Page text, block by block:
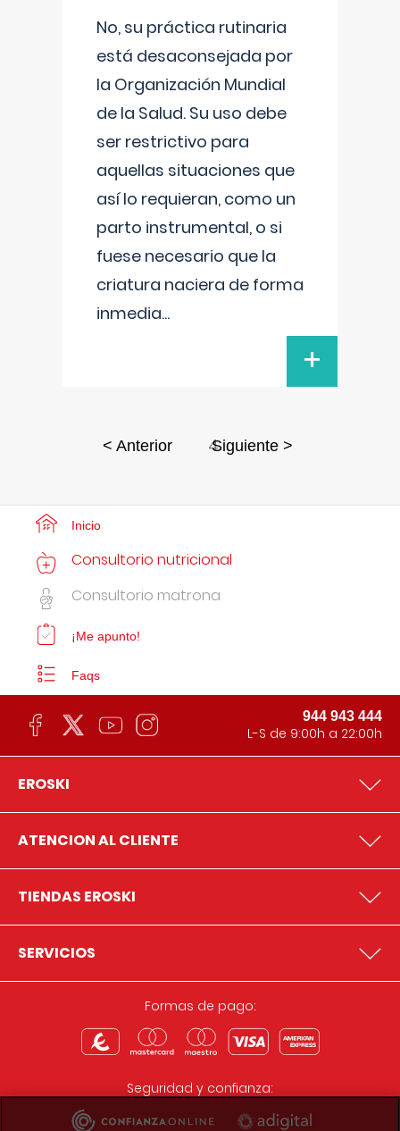
No, su práctica rutinaria
está desaconsejada por
la Organización Mundial
de la Salud. Su uso debe
ser restrictivo para
aquellas situaciones que
así lo requieran, como un
parto instrumental, o si
fuese necesario que la
criatura naciera de forma
inmedia...
+
< Anterior 4
Siguiente >
Inicio
Consultorio nutricional
Consultorio matrona
¡Me apunto!
Faqs
944 943 444
L-S de 9:00h a 22:00h
EROSKI
ATENCION AL CLIENTE
TIENDAS EROSKI
SERVICIOS
Formas de pago:
Seguridad y confianza: